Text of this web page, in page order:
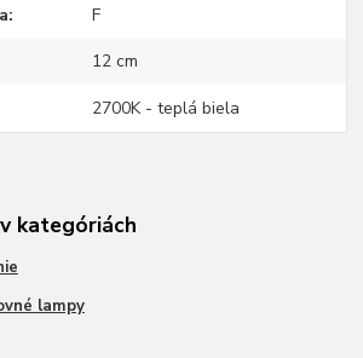
F
12 cm
2700K - teplá biela
kategóriách
lampy